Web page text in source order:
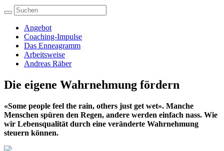
Angebot
Coaching-Impulse
Das Enneagramm
Arbeitsweise
Andreas Räber
Die eigene Wahrnehmung fördern
«Some people feel the rain, others just get wet». Manche
Menschen spüren den Regen, andere werden einfach nass. Wie
wir Lebensqualität durch eine veränderte Wahrnehmung
steuern können.